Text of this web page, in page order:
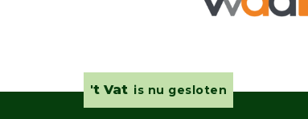
't Vat is nu gesloten